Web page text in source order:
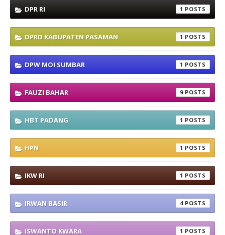
DPR RI 1
DPRD KABUPATEN PASAMAN 1
DPW MOI SUMBAR 1
FAUZI BAHAR 9
HBT PADANG 1
HPN 1
IKW RI 1
IRWAN BASIR 4
ISWANTO KWARA 1